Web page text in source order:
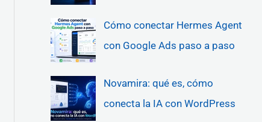
Cómo conectar Hermes Agent
con Google Ads paso a paso
Novamira: qué es, cómo
conecta la IA con WordPress